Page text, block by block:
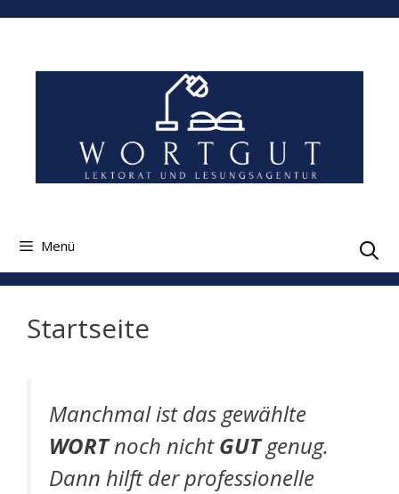
Zum
springen
Menü
Startseite
Manchmal ist das gewählte
WORTnoch nichtGUTgenug.
Dann hilft der professionelle